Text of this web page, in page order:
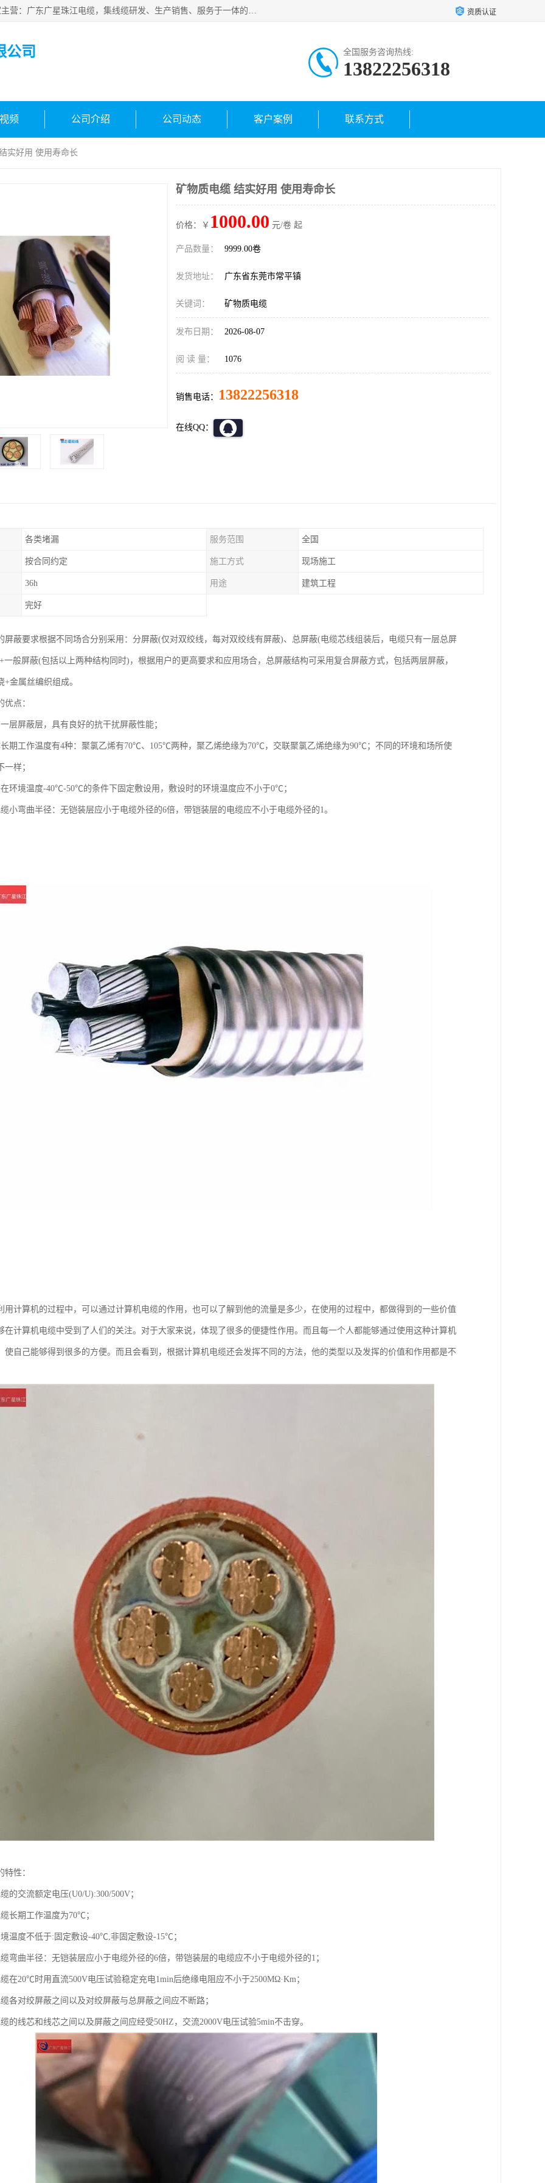
广东广星珠江电缆实业有限公司是一家广东广星珠江电缆厂家主营：广东广星珠江电缆，集线缆研发、生产销售、服务于一体的生产企业。公司自创立以来，确立了“广星珠江电缆，您的一站式采购”的战略发展口号，明确了将广星珠江打造成“线缆产品种类覆盖较广较全、质量较优、服务较好的大型综合性*化生产企业”的发展目标。 资质认证
公司 全国服务咨询热线:
13822256318
频 公司介绍 公司动态 客户案例 联系方式
实好用 使用寿命长
矿物质电缆 结实好用 使用寿命长
价格：￥ 1000.00 元/卷 起
产品数量： 9999.00卷
发货地址： 广东省东莞市常平镇
关键词： 矿物质电缆
发布日期： 2026-08-07
阅 读 量： 1076
销售电话： 13822256318
在线QQ：
各类堵漏 服务范围 全国
按合同约定 施工方式 现场施工
36h 用途 建筑工程
完好
屏蔽要求根据不同场合分别采用：分屏蔽(仅对双绞线，每对双绞线有屏蔽)、总屏蔽(电缆芯线组装后，电缆只有一层总屏
一般屏蔽(包括以上两种结构同时)，根据用户的更高要求和应用场合，总屏蔽结构可采用复合屏蔽方式，包括两层屏蔽，
+金属丝编织组成。
优点：
层屏蔽层，具有良好的抗干扰屏蔽性能；
期工作温度有4种：聚氯乙烯有70℃、105℃两种，聚乙烯绝缘为70℃，交联聚氯乙烯绝缘为90℃；不同的环境和场所使
一样；
环境温度-40℃-50℃的条件下固定敷设用，敷设时的环境温度应不小于0℃；
小弯曲半径：无铠装层应小于电缆外径的6倍，带铠装层的电缆应不小于电缆外径的1。
用计算机的过程中，可以通过计算机电缆的作用，也可以了解到他的流量是多少，在使用的过程中，都做得到的一些价值
在计算机电缆中受到了人们的关注。对于大家来说，体现了很多的便捷性作用。而且每一个人都能够通过使用这种计算机
使自己能够得到很多的方便。而且会看到，根据计算机电缆还会发挥不同的方法，他的类型以及发挥的价值和作用都是不
特性：
的交流额定电压(U0/U):300/500V；
长期工作温度为70℃；
温度不低于:固定敷设-40℃,非固定敷设-15℃；
弯曲半径：无铠装层应小于电缆外径的6倍，带铠装层的电缆应不小于电缆外径的1；
在20℃时用直流500V电压试验稳定充电1min后绝缘电阻应不小于2500MΩ·Km；
各对绞屏蔽之间以及对绞屏蔽与总屏蔽之间应不断路；
的线芯和线芯之间以及屏蔽之间应经受50HZ，交流2000V电压试验5min不击穿。